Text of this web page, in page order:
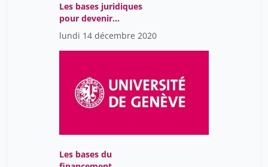
Les bases juridiques
pour devenir
entrepreneur
lundi 14 décembre 2020
Les bases du